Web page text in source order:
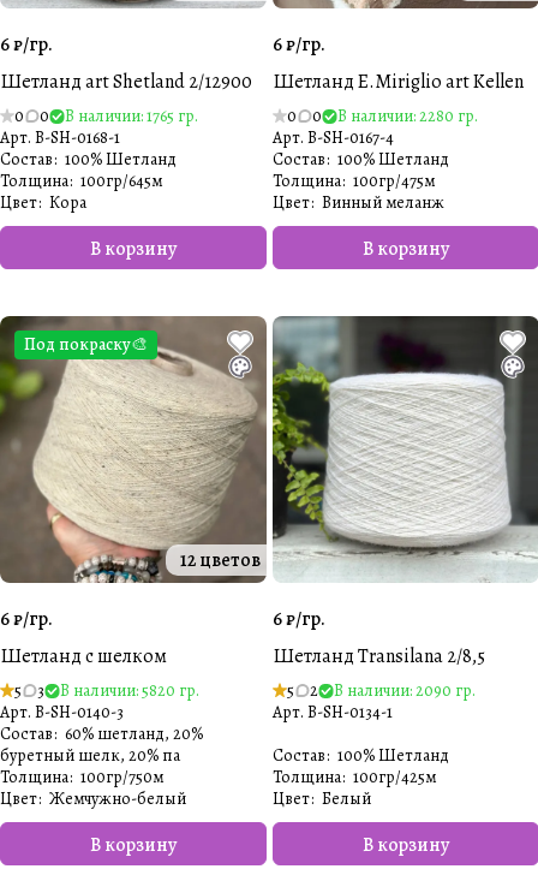
6 ₽/гр.
Шетланд art Shetland 2/12900
0 0
В наличии: 1765 гр.
Арт. B-SH-0168-1
В корзину
Состав: 100% Шетланд
Толщина: 100гр/645м
Цвет: Кора
6 ₽/гр.
Шетланд E.Miriglio art Kellen
0 0
В наличии: 2280 гр.
Арт. B-SH-0167-4
В корзину
Состав: 100% Шетланд
Толщина: 100гр/475м
Цвет: Винный меланж
Под покраску🎨
12 цветов
6 ₽/гр.
Шетланд с шелком
5 3
В наличии: 5820 гр.
Арт. B-SH-0140-3
В корзину
Состав: 60% шетланд, 20%
буретный шелк, 20% па
Толщина: 100гр/750м
Цвет: Жемчужно-белый
6 ₽/гр.
Шетланд Transilana 2/8,5
5 2
В наличии: 2090 гр.
Арт. B-SH-0134-1
В корзину
Состав: 100% Шетланд
Толщина: 100гр/425м
Цвет: Белый️